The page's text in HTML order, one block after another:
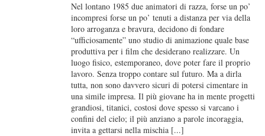
Nel lontano 1985 due animatori di razza, forse un po’
incompresi forse un po’ tenuti a distanza per via della
loro arroganza e bravura, decidono di fondare
“ufficiosamente” uno studio di animazione quale base
produttiva per i film che desiderano realizzare. Un
luogo fisico, estemporaneo, dove poter fare il proprio
lavoro. Senza troppo contare sul futuro. Ma a dirla
tutta, non sono davvero sicuri di potersi cimentare in
una simile impresa. Il più giovane ha in mente progetti
grandiosi, titanici, costosi dove spesso si varcano i
confini del cielo; il più anziano a parole incoraggia,
invita a gettarsi nella mischia [...]